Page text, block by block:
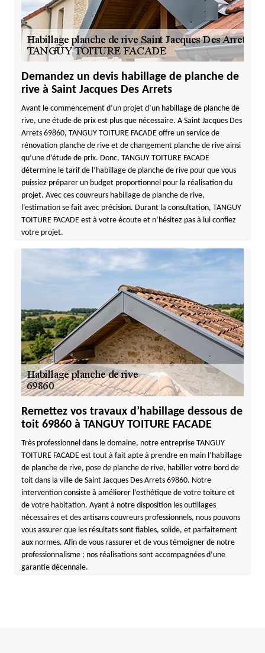
Demandez un devis habillage de planche de
rive à Saint Jacques Des Arrets
Avant le commencement d’un projet d’un habillage de planche de
rive, une étude de prix est plus que nécessaire. A Saint Jacques Des
Arrets 69860, TANGUY TOITURE FACADE offre un service de
rénovation planche de rive et de changement planche de rive ainsi
qu’une d’étude de prix. Donc, TANGUY TOITURE FACADE
détermine le tarif de l’habillage de planche de rive pour que vous
puissiez préparer un budget proportionnel pour la réalisation du
projet. Avec ces couvreurs habillage de planche de rive,
l’estimation se fait avec précision. Durant la consultation, TANGUY
TOITURE FACADE est à votre écoute et n’hésitez pas à lui confiez
votre projet.
Remettez vos travaux d’habillage dessous de
toit 69860 à TANGUY TOITURE FACADE
Très professionnel dans le domaine, notre entreprise TANGUY
TOITURE FACADE est tout à fait apte à prendre en main l’habillage
de planche de rive, pose de planche de rive, habiller votre bord de
toit dans la ville de Saint Jacques Des Arrets 69860. Notre
intervention consiste à améliorer l’esthétique de votre toiture et
de votre habitation. Ayant à notre disposition les outillages
nécessaires et des artisans couvreurs professionnels, nous pouvons
vous assurer que les résultats sont fiables, solide, et parfaitement
aux normes. Afin de vous rassurer et de vous témoigner de notre
professionnalisme ; nos réalisations sont accompagnées d’une
garantie décennale.